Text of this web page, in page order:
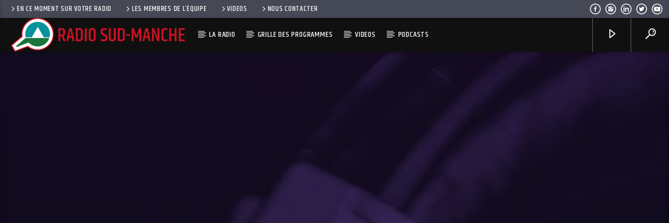
EN CE MOMENT SUR VOTRE RADIO LES MEMBRES DE L’ÉQUIPE VIDEOS NOUS CONTACTER
LA RADIO GRILLE DES PROGRAMMES VIDEOS PODCASTS